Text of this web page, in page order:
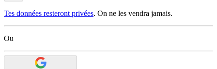
Tes données resteront privées. On ne les vendra jamais.
Ou